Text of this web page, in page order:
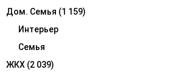
Дом. Семья (1 159)
Интерьер
Семья
ЖКХ (2 039)